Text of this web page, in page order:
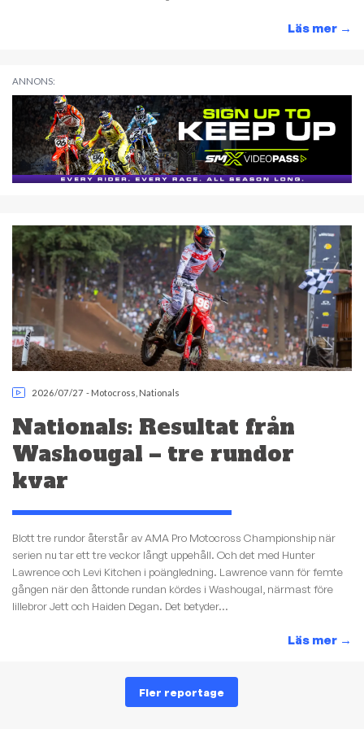
Läs mer →
ANNONS:
2026/07/27 - Motocross Nationals
Nationals: Resultat från
Washougal – tre rundor
kvar
Blott tre rundor återstår av AMA Pro Motocross Championship när
serien nu tar ett tre veckor långt uppehåll. Och det med Hunter
Lawrence och Levi Kitchen i poängledning. Lawrence vann för femte
gången när den åttonde rundan kördes i Washougal, närmast före
lillebror Jett och Haiden Degan. Det betyder...
Läs mer →
Fler reportage